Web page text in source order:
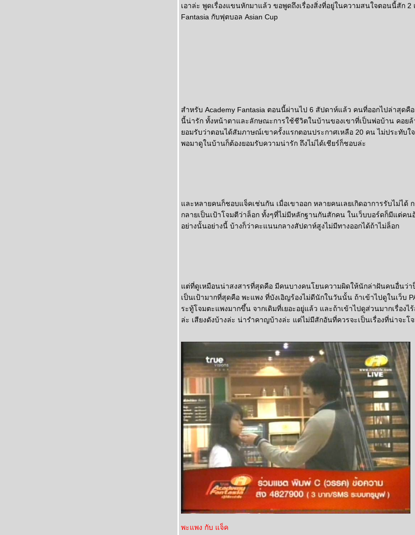
เอาล่ะ พูดเรื่องแขนหักมาแล้ว ขอพูดถึงเรื่องสิ่งที่อยู่ในความสนใจตอนนี้สัก 2
Fantasia กับฟุตบอล Asian Cup
สำหรับ Academy Fantasia ตอนนี้ผ่านไป 6 สัปดาห์แล้ว คนที่ออกไปล่าสุด
นี้น่ารัก ทั้งหน้าตาและลักษณะการใช้ชีวิตในบ้านของเขาที่เป็นพ่อบ้าน คอยล้
อมรับว่าตอนได้สัมภาษณ์เขาครั้งแรกตอนประกาศเหลือ 20 คน ไม่ประทับใจ
พอมาดูในบ้านก็ต้องยอมรับความน่ารัก ถึงไม่ได้เชียร์ก็ชอบล่ะ
ละหลายคนก็ชอบแจ็คเช่นกัน เมื่อเขาออก หลายคนเลยเกิดอาการรับไม่ได้
กลายเป็นเป้าโจมตีว่าล็อก ทั้งๆที่ไม่มีหลักฐานกันสักคน ในเว็บบอร์ดก็มีแต่คน
อย่างนั้นอย่างนี้ บ้างก็ว่าคะแนนกลางสัปดาห์สูงไม่มีทางออกได้ถ้าไม่ล็อก
ต่ที่ดูเหมือนน่าสงสารที่สุดคือ มีคนบางคนโยนความผิดให้นักล่าฝันคนอื่นว่า
เป็นเป้ามากที่สุดคือ พะแพง ที่บังเอิญร้องไม่ดีนักในวันนั้น ถ้าเข้าไปดูในเว็บ
ระทู้โจมตะแพงมากขึ้น จากเดิมที่เยอะอยู่แล้ว และถ้าเข้าไปดูส่วนมากเรื่องไ
ล่ะ เสียงดังบ้างล่ะ น่ารำคาญบ้างล่ะ แต่ไม่มีสักอันที่ควรจะเป็นเรื่องที่น่าจะโ
พะแพง กับ แจ็ค